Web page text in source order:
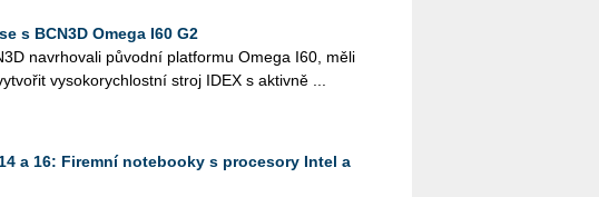
s BCN3D Omega I60 G2
na­vr­ho­va­li pů­vod­ní plat­for­mu Omega I60, měli
vy­so­ko­rych­lost­ní stroj IDEX s ak­tiv­ně ...
a 16: Firemní notebooky s procesory Intel a